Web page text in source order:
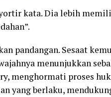
kata. Dia lebih
pandangan. Sesaat
menunjukkan
menghormati proses
yang berlaku,